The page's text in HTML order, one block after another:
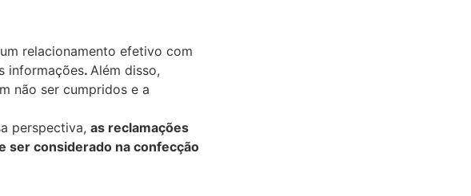
relacionamento efetivo com
informações. Além disso,
não ser cumpridos e a
perspectiva, as reclamações
ser considerado na confecção